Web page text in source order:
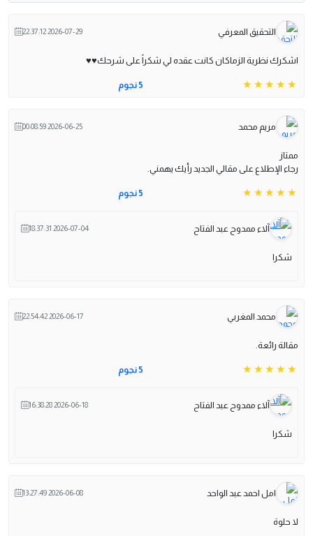
التحقيق المعرفي 2026-07-29 22:37:12
اشكرك نظرية الزماكان كانت عقده لي شكراً على شرحك♥️♥️
5 نجوم
مريم محمد 2026-06-25 00:08:59
ممتاز
رجاء الإطلاع على مقالي الجديد رأيك يهمني.
5 نجوم
آلاء ممدوح عبد الفتاح 2026-07-04 18:37:31
شكرا
محمد المغربي 2026-06-17 22:54:42
مقالة رائعة.
5 نجوم
آلاء ممدوح عبد الفتاح 2026-06-18 16:38:28
شكرا
امل احمد عبد الواحد 2026-06-08 13:27:49
لا حلوة